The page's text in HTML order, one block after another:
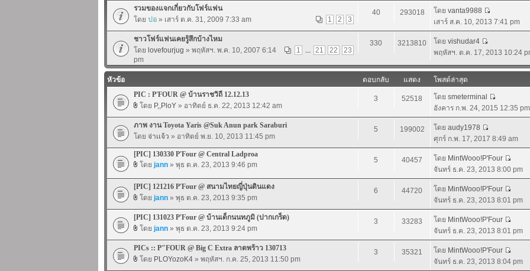
รวมของแจกเกี่ยวกับโฟร์แฟน
1
2 3
โดย ปอ » เสาร์ ต.ค. 31, 2009 7:33 am
40 293018 โดย vanta9988
เสาร์ ส.ค. 10, 2013 7:41 pm
ชาวโฟร์แฟนเคยรู้สึกบ้างไหม
1
... 21 22 23
โดย lovefourjug » พฤหัสฯ. พ.ค. 10, 2007 6:14
pm
330 3213810 โดย vishudar4
พฤหัสฯ. ต.ค. 17, 2013 10:24
หัวข้อ ตอบกลับ แสดง
โพสต์ล่าสุด
PIC : P'FOUR @ บ้านราชวิถี 12.12.13
โดย P,,PloY » อาทิตย์ ธ.ค. 22, 2013 12:42 am
3 52518 โดย smeterminal
อังคาร ก.พ. 24, 2015 12:35 pm
ภาพ งาน Toyota Yaris @Suk Anun park Saraburi
โดย จ่าเเจ้ว » อาทิตย์ พ.ย. 10, 2013 11:45 pm
5 199002 โดย audy1978
ศุกร์ ก.พ. 17, 2017 8:49 am
[PIC] 130330 P'Four @ Central Ladproa
โดย jann » พุธ ต.ค. 23, 2013 9:46 pm
5 40457 โดย MintWooo!P'Four
จันทร์ ธ.ค. 23, 2013 8:00 pm
[PIC] 121216 P'Four @ สนามไทยญี่ปุ่นดินแดง
โดย jann » พุธ ต.ค. 23, 2013 9:35 pm
6 44720 โดย MintWooo!P'Four
จันทร์ ธ.ค. 23, 2013 8:01 pm
[PIC] 131023 P'Four @ บ้านเด็กนนทภูมิ (ปากเกร็ด)
โดย jann » พุธ ต.ค. 23, 2013 9:24 pm
3 33283 โดย MintWooo!P'Four
จันทร์ ธ.ค. 23, 2013 8:01 pm
PICs :: P"FOUR @ Big C Extra ลาดพร้าว 130713
โดย PLOYozoK4 » พฤหัสฯ. ก.ค. 25, 2013 11:50 pm
3 35321 โดย MintWooo!P'Four
จันทร์ ธ.ค. 23, 2013 8:04 pm